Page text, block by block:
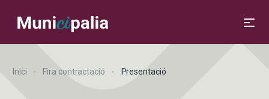
Inici Fira contractació Presentació